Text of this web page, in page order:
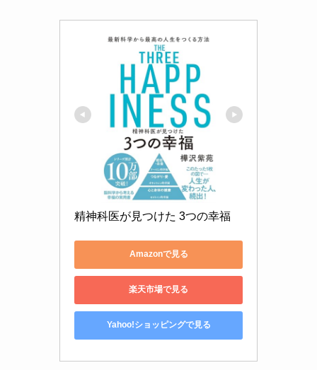
精神科医が見つけた 3つの幸福
Amazonで見る
楽天市場で見る
Yahoo!ショッピングで見る